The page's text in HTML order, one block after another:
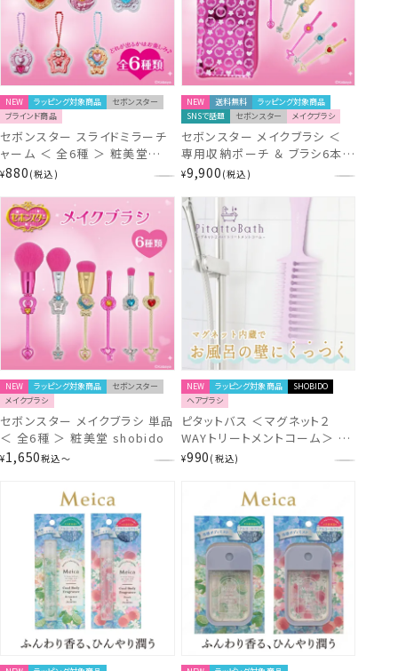
NEW ラッピング対象商品
セボンスター
ブラインド商品
セボンスター スライドミラーチ
ャーム ＜ 全6種 ＞ 粧美堂
shobido
¥880 税込
NEW 送料無料
ラッピング対象商品
SNSで話題
セボンスター メイクブラシ
セボンスター メイクブラシ ＜
専用収納ポーチ ＆ ブラシ6本セ
ット ＞ 粧美堂 shobido
¥9,900 税込
NEW ラッピング対象商品
セボンスター
メイクブラシ
セボンスター メイクブラシ 単品
＜ 全6種 ＞ 粧美堂 shobido
¥1,650税込〜
NEW ラッピング対象商品
SHOBIDO
ヘアブラシ
ピタットバス ＜マグネット２
WAYトリートメントコーム＞ 粧
美堂 shobido
¥990 税込